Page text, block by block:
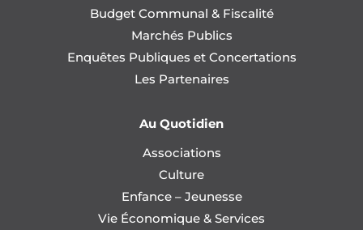
Budget Communal & Fiscalité
Marchés Publics
Enquêtes Publiques et Concertations
Les Partenaires
Au Quotidien
Associations
Culture
Enfance – Jeunesse
Vie Économique & Services